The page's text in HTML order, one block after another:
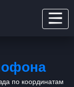
по координатам